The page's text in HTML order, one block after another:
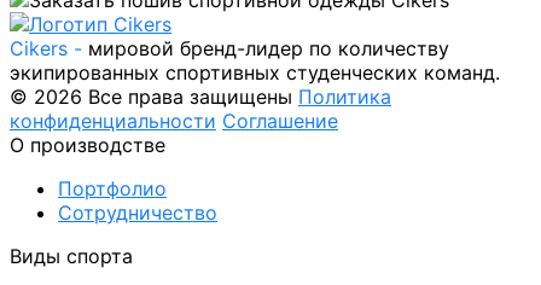
Cikers - мировой бренд-лидер по количеству
экипированных спортивных студенческих команд.
© 2026 Все права защищены Политика
конфиденциальности Соглашение
О производстве
Портфолио
Сотрудничество
Виды спорта